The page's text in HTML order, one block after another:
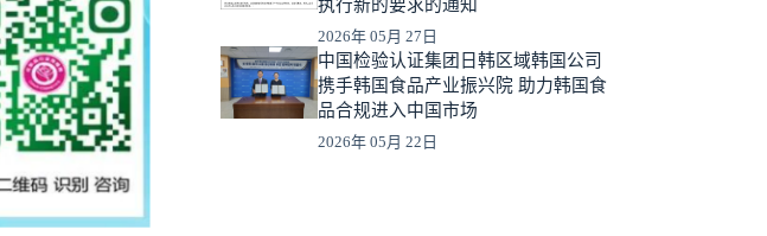
执行新的要求的通知
2026年 05月 27日
中国检验认证集团日韩区域韩国公司
携手韩国食品产业振兴院 助力韩国食
品合规进入中国市场
2026年 05月 22日